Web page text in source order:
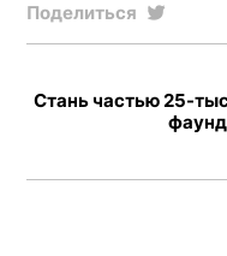
Поделиться
Стань частью 25-